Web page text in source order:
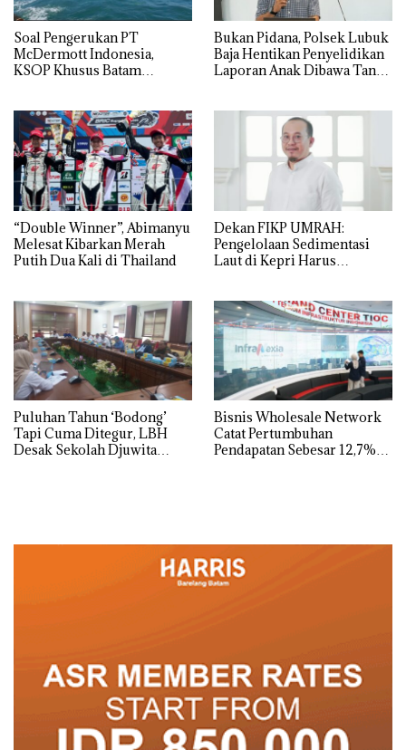
‎Soal Pengerukan PT
McDermott Indonesia,
KSOP Khusus Batam
Bukan Pidana, Polsek Lubuk
Baja Hentikan Penyelidikan
Laporan Anak Dibawa Tanpa
“Double Winner”, Abimanyu
Melesat Kibarkan Merah
Putih Dua Kali di Thailand
Dekan FIKP UMRAH:
Pengelolaan Sedimentasi
Laut di Kepri Harus
dengan Konservasi
Puluhan Tahun ‘Bodong’
Tapi Cuma Ditegur, LBH
Desak Sekolah Djuwita
Bisnis Wholesale Network
Catat Pertumbuhan
Pendapatan Sebesar 12,7%